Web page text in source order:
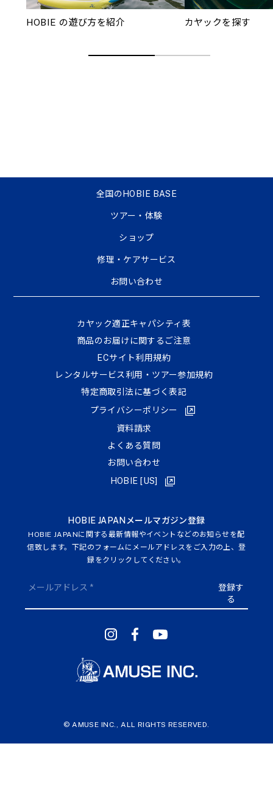
予約はこちら
HOBIE の遊び方を紹介 カヤックを探す
全国のHOBIE BASE
ツアー・体験
ショップ
修理・ケアサービス
お問い合わせ
HOBIE JAPANメールマガジン登録
HOBIE JAPANに関する最新情報やイベントなどのお知らせを配
信致します。下記のフォームにメールアドレスをご入力の上、登
録をクリックしてください。
カヤック適正キャパシティ表
商品のお届けに関するご注意
ECサイト利⽤規約
レンタルサービス利用・ツアー参加規約
特定商取引法に基づく表記
プライバシーポリシー
資料請求
よくある質問
お問い合わせ
HOBIE [US]
© AMUSE INC., ALL RIGHTS RESERVED.